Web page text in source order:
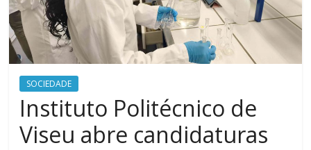
SOCIEDADE
Instituto Politécnico de
Viseu abre candidaturas